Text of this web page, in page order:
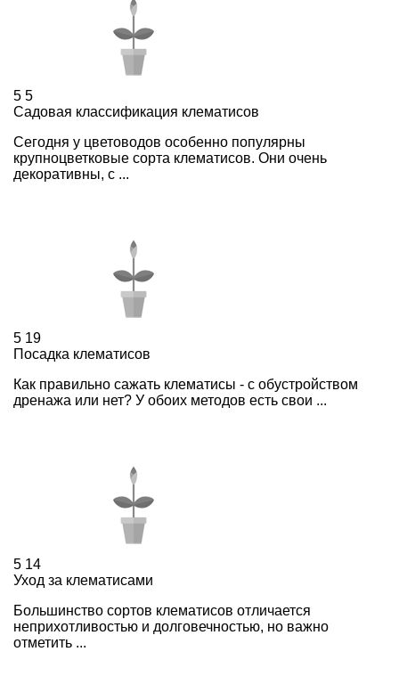
5 5
Садовая классификация клематисов
Сегодня у цветоводов особенно популярны
крупноцветковые сорта клематисов. Они очень
декоративны, с ...
5 19
Посадка клематисов
Как правильно сажать клематисы - с обустройством
дренажа или нет? У обоих методов есть свои ...
5 14
Уход за клематисами
Большинство сортов клематисов отличается
неприхотливостью и долговечностью, но важно
отметить ...